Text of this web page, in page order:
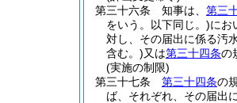
第三十六条
知事は、 第三
をいう。以下同じ。)にお
対し、その届出に係る汚
含む。)又は第三十四条の
(実施の制限)
第三十七条
第三十四条の
ば、それぞれ、その届出